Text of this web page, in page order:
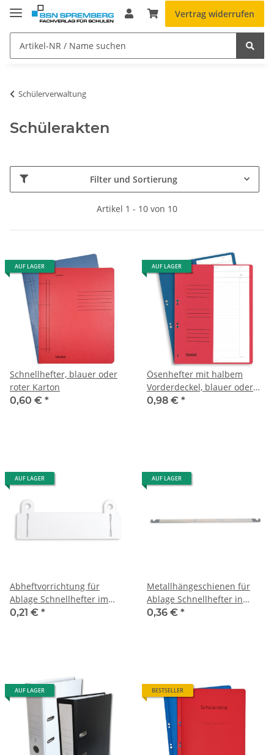
Vertrag widerrufen
Schülerverwaltung
Schülerakten
Filter und Sortierung
Artikel 1 - 10 von 10
AUF LAGER
Schnellhefter, blauer oder
roter Karton
0,60 € *
AUF LAGER
Ösenhefter mit halbem
Vorderdeckel, blauer oder
roter Karton
0,98 € *
AUF LAGER
Abheftvorrichtung für
Ablage Schnellhefter im
Stehordner, passend für Art.
0,21 € *
AUF LAGER
Metallhängeschienen für
Ablage Schnellhefter in
Hängeregistr. passend für
0,36 € *
AUF LAGER BESTSELLER